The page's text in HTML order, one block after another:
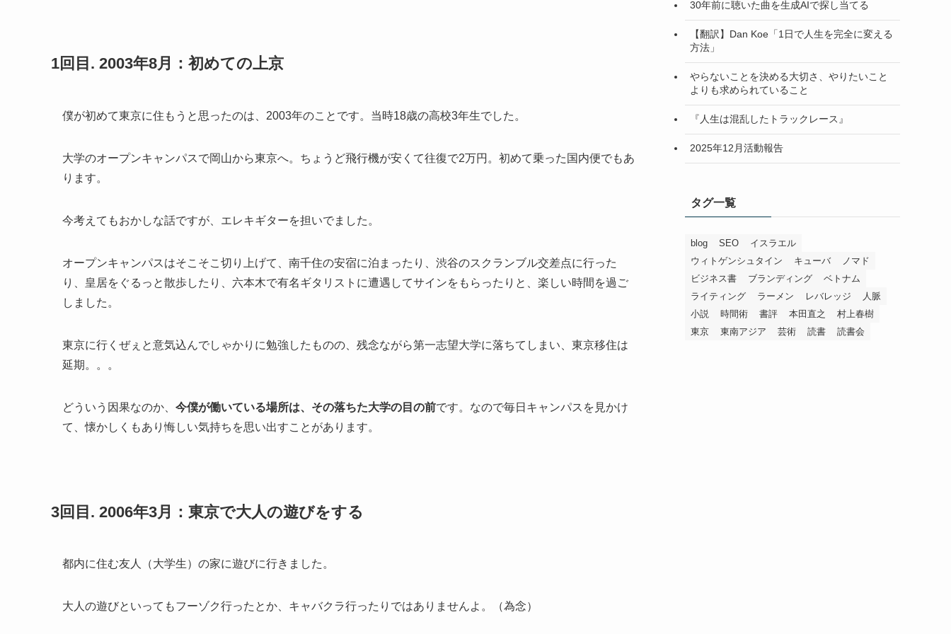
1回目. 2003年8月：初めての上京
僕が初めて東京に住もうと思ったのは、2003年のことです。当時18歳の高校3年生でした。
大学のオープンキャンパスで岡山から東京へ。ちょうど飛行機が安くて往復で2万円。初めて乗った国内便でもあ
ります。
今考えてもおかしな話ですが、エレキギターを担いでました。
オープンキャンパスはそこそこ切り上げて、南千住の安宿に泊まったり、渋谷のスクランブル交差点に行った
り、皇居をぐるっと散歩したり、六本木で有名ギタリストに遭遇してサインをもらったりと、楽しい時間を過ご
しました。
東京に行くぜぇと意気込んでしゃかりに勉強したものの、残念ながら第一志望大学に落ちてしまい、東京移住は
延期。。。
どういう因果なのか、 今僕が働いている場所は、その落ちた大学の目の前です。なので毎日キャンパスを見かけ
て、懐かしくもあり悔しい気持ちを思い出すことがあります。
3回目. 2006年3月：東京で大人の遊びをする
都内に住む友人（大学生）の家に遊びに行きました。
大人の遊びといってもフーゾク行ったとか、キャバクラ行ったりではありませんよ。（為念）
30年前に聴いた曲を生成AIで探し当てる
【翻訳】Dan Koe「1日で人生を完全に変える
方法」
やらないことを決める大切さ、やりたいこと
よりも求められていること
『人生は混乱したトラックレース』
2025年12月活動報告
タグ一覧
blog SEO
イスラエル
ウィトゲンシュタイン
キューバ
ノマド
ビジネス書
ブランディング
ベトナム
ライティング
ラーメン レバレッジ
人脈
小説
時間術 書評 本田直之
村上春樹
東京
東南アジア 芸術 読書 読書会